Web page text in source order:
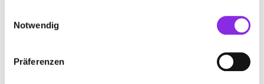
Notwendig
Präferenzen
Gesundheit & Medizin, Sport & Freizeit